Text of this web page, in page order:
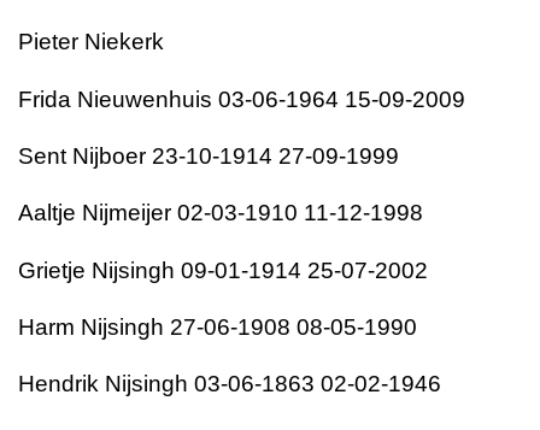
Pieter Niekerk
Frida Nieuwenhuis 03-06-1964 15-09-2009
Sent Nijboer 23-10-1914 27-09-1999
Aaltje Nijmeijer 02-03-1910 11-12-1998
Grietje Nijsingh 09-01-1914 25-07-2002
Harm Nijsingh 27-06-1908 08-05-1990
Hendrik Nijsingh 03-06-1863 02-02-1946